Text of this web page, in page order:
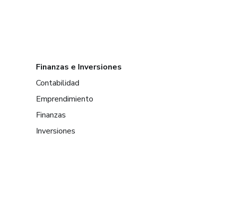
Finanzas e Inversiones
Contabilidad
Emprendimiento
Finanzas
Inversiones